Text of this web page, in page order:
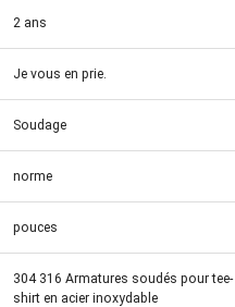
2 ans
Je vous en prie.
Soudage
norme
pouces
304 316 Armatures soudés pour tee-
shirt en acier inoxydable